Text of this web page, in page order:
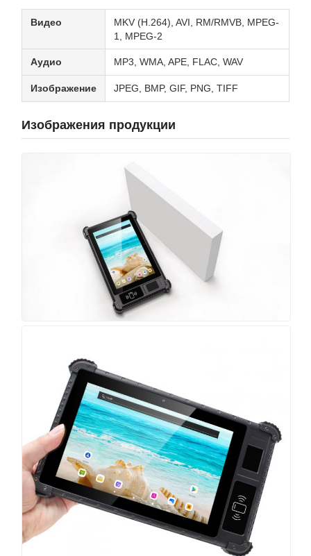
Видео
MKV (H.264), AVI, RM/RMVB, MPEG-
1, MPEG-2
Аудио MP3, WMA, APE, FLAC, WAV
Изображение JPEG, BMP, GIF, PNG, TIFF
Изображения продукции